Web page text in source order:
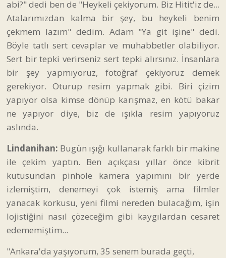
abi?" dedi ben de "Heykeli çekiyorum. Biz Hitit'iz de...
Atalarımızdan kalma bir şey, bu heykeli benim
çekmem lazım" dedim. Adam "Ya git işine" dedi.
Böyle tatlı sert cevaplar ve muhabbetler olabiliyor.
Sert bir tepki verirseniz sert tepki alırsınız. İnsanlara
bir şey yapmıyoruz, fotoğraf çekiyoruz demek
gerekiyor. Oturup resim yapmak gibi. Biri çizim
yapıyor olsa kimse dönüp karışmaz, en kötü bakar
ne yapıyor diye, biz de ışıkla resim yapıyoruz
aslında.
Lindanihan: Bugün ışığı kullanarak farklı bir makine
ile çekim yaptın. Ben açıkçası yıllar önce kibrit
kutusundan pinhole kamera yapımını bir yerde
izlemiştim, denemeyi çok istemiş ama filmler
yanacak korkusu, yeni filmi nereden bulacağım, işin
lojistiğini nasıl çözeceğim gibi kaygılardan cesaret
edememiştim...
"Ankara'da yaşıyorum, 35 senem burada geçti,